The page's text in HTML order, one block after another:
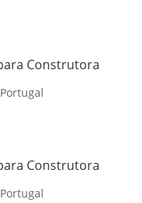
Construtora
Construtora